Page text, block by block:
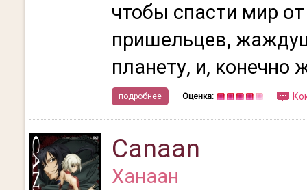
чтобы спасти мир
пришельцев,
планету, и, конечно
подробнее Оценка:
Canaan
Ханаан